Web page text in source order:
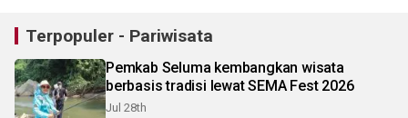
Terpopuler - Pariwisata
Pemkab Seluma kembangkan wisata
berbasis tradisi lewat SEMA Fest 2026
Jul 28th